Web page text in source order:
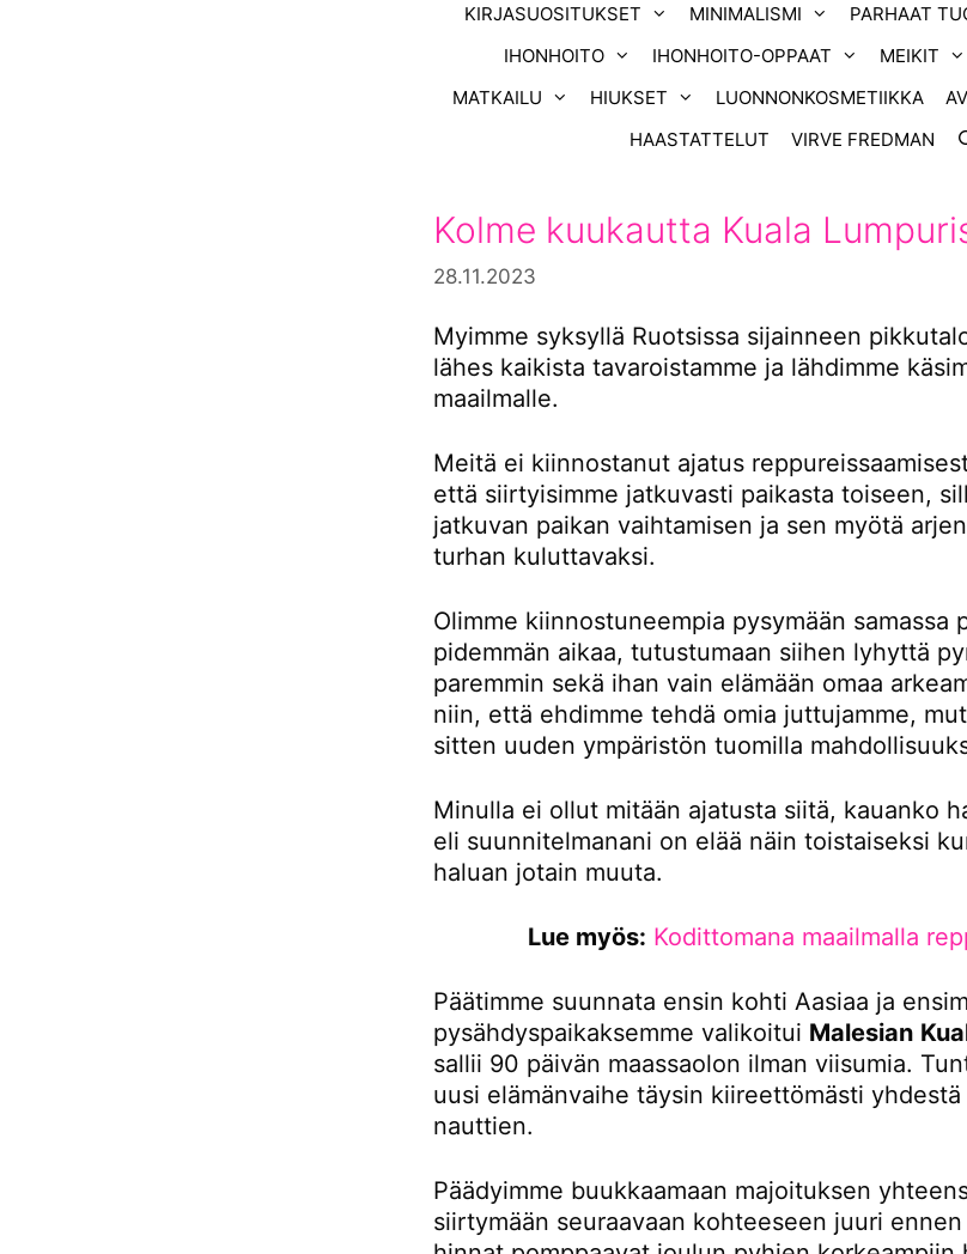
KIRJASUOSITUKSET MINIMALISMI PARHAAT
IHONHOITO
IHONHOITO-OPPAAT MEIKIT
MATKAILU
HIUKSET LUONNONKOSMETIIKKA
HAASTATTELUT
VIRVE FREDMAN
Kolme kuukautta Kuala
28.11.2023
Myimme syksyllä Ruotsissa sijainneen
lähes kaikista tavaroistamme ja lähdimme
maailmalle.
Meitä ei kiinnostanut ajatus
että siirtyisimme jatkuvasti paikasta toiseen,
jatkuvan paikan vaihtamisen ja sen myötä
turhan kuluttavaksi.
Olimme kiinnostuneempia pysymään samassa
pidemmän aikaa, tutustumaan siihen lyhyttä
paremmin sekä ihan vain elämään omaa
niin, että ehdimme tehdä omia juttujamme,
sitten uuden ympäristön tuomilla
Minulla ei ollut mitään ajatusta siitä, kauanko
eli suunnitelmanani on elää näin toistaiseksi
haluan jotain muuta.
Lue myös: Kodittomana maailmalla
Päätimme suunnata ensin kohti Aasiaa ja
pysähdyspaikaksemme valikoitui Malesian
sallii 90 päivän maassaolon ilman viisumia.
uusi elämänvaihe täysin kiireettömästi
nauttien.
Päädyimme buukkaamaan majoituksen
siirtymään seuraavaan kohteeseen juuri